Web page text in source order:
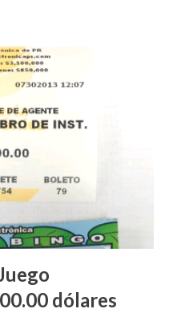
el sorteo de Powerball,
realizando en los
podrán conocer los
través de la página
de los sorteos locales (
4 ) se les informará
dólares